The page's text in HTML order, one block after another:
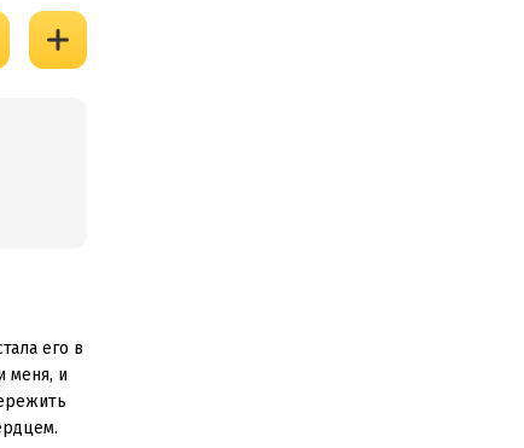
его в
меня, и